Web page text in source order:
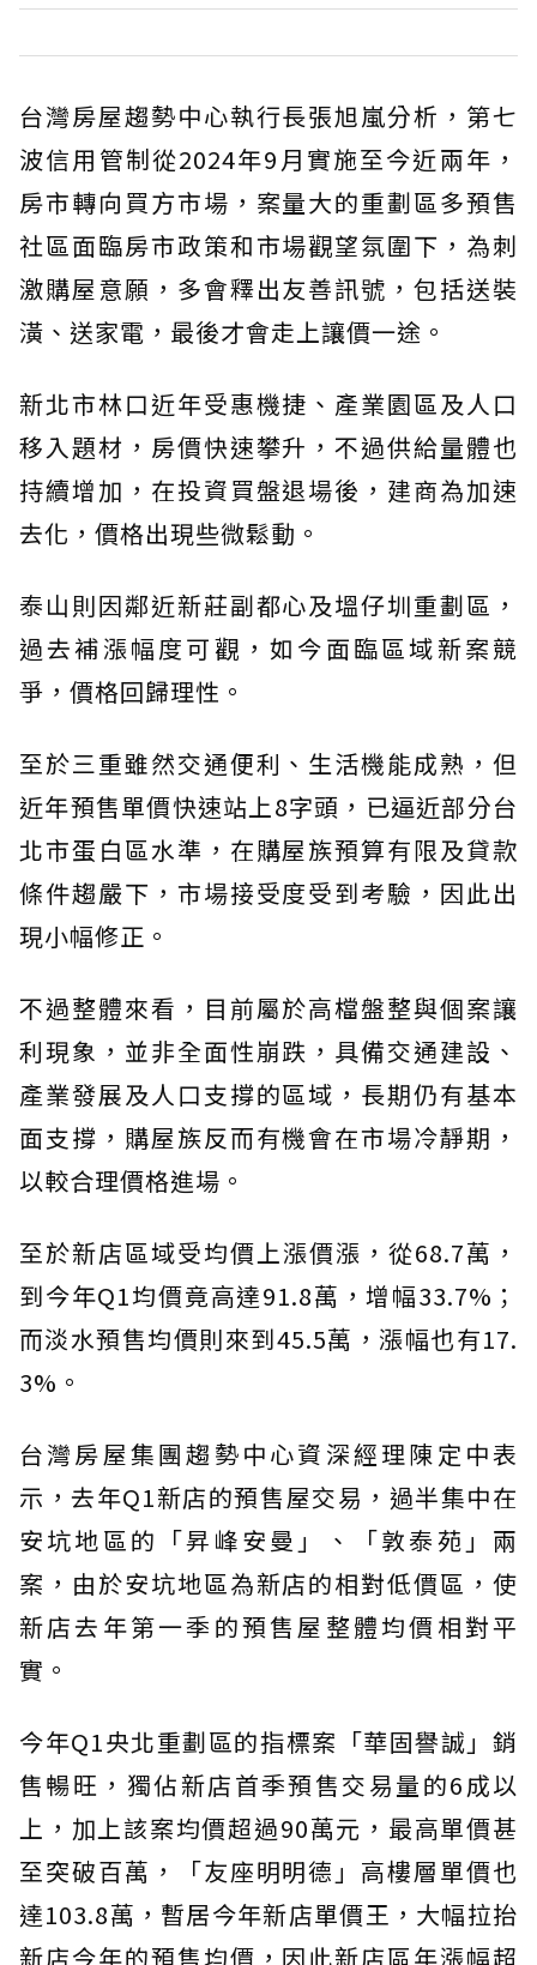
台灣房屋趨勢中心執行長張旭嵐分析，第七
波信用管制從2024年9月實施至今近兩年，
房市轉向買方市場，案量大的重劃區多預售
社區面臨房市政策和市場觀望氛圍下，為刺
激購屋意願，多會釋出友善訊號，包括送裝
潢、送家電，最後才會走上讓價一途。
新北市林口近年受惠機捷、產業園區及人口
移入題材，房價快速攀升，不過供給量體也
持續增加，在投資買盤退場後，建商為加速
去化，價格出現些微鬆動。
泰山則因鄰近新莊副都心及塭仔圳重劃區，
過去補漲幅度可觀，如今面臨區域新案競
爭，價格回歸理性。
至於三重雖然交通便利、生活機能成熟，但
近年預售單價快速站上8字頭，已逼近部分台
北市蛋白區水準，在購屋族預算有限及貸款
條件趨嚴下，市場接受度受到考驗，因此出
現小幅修正。
不過整體來看，目前屬於高檔盤整與個案讓
利現象，並非全面性崩跌，具備交通建設、
產業發展及人口支撐的區域，長期仍有基本
面支撐，購屋族反而有機會在市場冷靜期，
以較合理價格進場。
至於新店區域受均價上漲價漲，從68.7萬，
到今年Q1均價竟高達91.8萬，增幅33.7%；
而淡水預售均價則來到45.5萬，漲幅也有17.
3%。
台灣房屋集團趨勢中心資深經理陳定中表
示，去年Q1新店的預售屋交易，過半集中在
安坑地區的「昇峰安曼」、「敦泰苑」兩
案，由於安坑地區為新店的相對低價區，使
新店去年第一季的預售屋整體均價相對平
實。
今年Q1央北重劃區的指標案「華固譽誠」銷
售暢旺，獨佔新店首季預售交易量的6成以
上，加上該案均價超過90萬元，最高單價甚
至突破百萬，「友座明明德」高樓層單價也
達103.8萬，暫居今年新店單價王，大幅拉抬
新店今年的預售均價，因此新店區年漲幅超